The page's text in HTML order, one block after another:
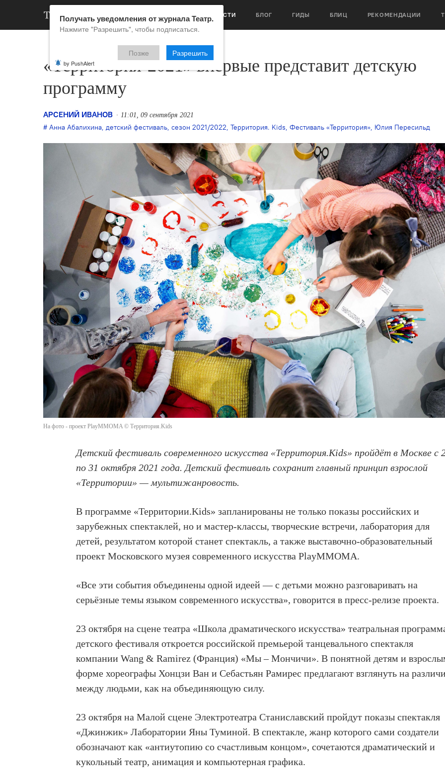
НОВОСТИ БЛОГ ГИДЫ БЛИЦ РЕКОМЕНДАЦИИ
«Территория-2021» впервые представит детскую
программу
АРСЕНИЙ ИВАНОВ 11:01, 09 сентября 2021
Анна Абалихина, детский фестиваль, сезон 2021/2022, Территория. Kids, Фестиваль «Территория», Юлия Пересильд
На фото - проект PlayMMOMA © Территория.Kids
Детский фестиваль современного искусства «Территория.Kids» пройдёт в Москвес
по 31 октября 2021 года. Детский фестиваль сохранит главный принцип взрослой
«Территории» — мультижанровость.
В программе «Территории.Kids» запланированы не только показы российских и
зарубежных спектаклей, но и мастер-классы, творческие встречи, лаборатория для
детей, результатом которой станет спектакль, а также выставочно-образовательный
проект Московского музея современного искусства PlayMMOMA.
«Все эти события объединены одной идеей — с детьми можно разговаривать на
серьёзные темы языком современного искусства», говорится в пресс-релизе проекта.
23 октября на сценетеатра «Школа драматического искусства»театральная
детского фестиваля откроется российской премьерой танцевального спектакля
компании Wang & Ramirez (Франция) «Мы – Мончичи». В понятной детям и
форме хореографы Хонцзи Ван и Себастьян Рамирес предлагают взглянуть на
между людьми, как на объединяющую силу.
23 октябрянаМалой сцене Электротеатра Станиславский пройдут показы спектакля
«Джинжик» Лаборатории Яны Туминой. В спектакле, жанр которого сами создатели
обозначают как «антиутопию со счастливым концом», сочетаются драматический и
кукольный театр, анимация и компьютерная графика.
Получать уведомления от журнала Театр.
Нажмите "Разрешить", чтобы подписаться.
Позже Разрешить
by PushAlert